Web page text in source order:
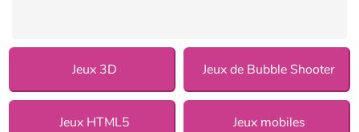
Jeux 3D Jeux de Bubble Shooter
Jeux HTML5 Jeux mobiles